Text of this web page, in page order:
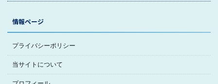
情報ページ
プライバシーポリシー
当サイトについて